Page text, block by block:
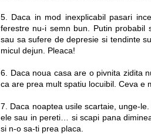
5. Daca in mod inexplicabil pasari
ferestre nu-i semn bun. Putin probabil
sau sa sufere de depresie si tendinte
micul dejun. Pleaca!
6. Daca noua casa are o pivnita zidita
ca are prea mult spatiu locuibil. Ceva e
7. Daca noaptea usile scartaie, unge-
ele sau in pereti… si scapi pana
si n-o sa-ti prea placa.